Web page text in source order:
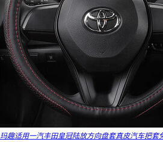
玛趣适用一汽丰田皇冠陆放方向盘套真皮汽车把套